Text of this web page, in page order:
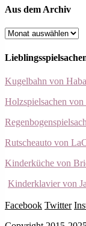
Aus dem Archiv
Aus
Archiv
Kugelbahn von Haba
Holzspielsachen von
Rutscheauto von
Kinderküche von
Kinderklavier von
Facebook Twitter